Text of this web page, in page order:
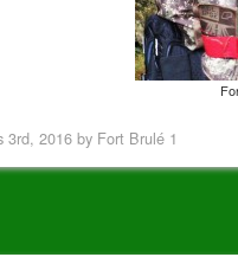
3rd, 2016 by Fort Brulé 1